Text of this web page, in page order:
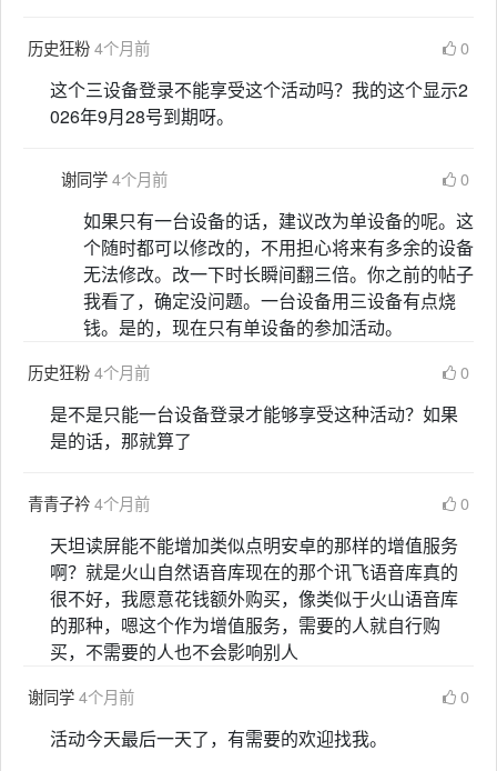
历史狂粉4个月前 0
这个三设备登录不能享受这个活动吗？我的这个显示2
026年9月28号到期呀。
谢同学4个月前 0
如果只有一台设备的话，建议改为单设备的呢。这
个随时都可以修改的，不用担心将来有多余的设备
无法修改。改一下时长瞬间翻三倍。你之前的帖子
我看了，确定没问题。一台设备用三设备有点烧
钱。是的，现在只有单设备的参加活动。
历史狂粉4个月前 0
是不是只能一台设备登录才能够享受这种活动？如果
是的话，那就算了
青青子衿4个月前 0
天坦读屏能不能增加类似点明安卓的那样的增值服务
啊？就是火山自然语音库现在的那个讯飞语音库真的
很不好，我愿意花钱额外购买，像类似于火山语音库
的那种，嗯这个作为增值服务，需要的人就自行购
买，不需要的人也不会影响别人
谢同学4个月前 0
活动今天最后一天了，有需要的欢迎找我。